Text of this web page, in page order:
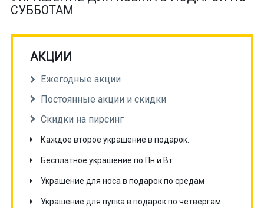
СУББОТАМ
АКЦИИ
Ежегодные акции
Постоянные акции и скидки
Скидки на пирсинг
Каждое второе украшение в подарок.
Бесплатное украшение по Пн и Вт
Украшение для носа в подарок по средам
Украшение для пупка в подарок по четвергам